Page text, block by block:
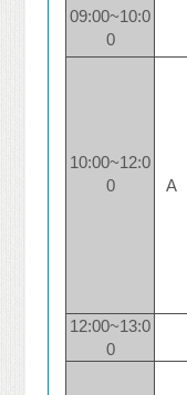
09:00~10:0
0
10:00~12:0
0
A
12:00~13:0
0